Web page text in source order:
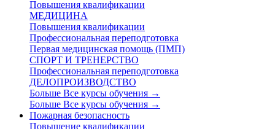
Повышения квалификации
МЕДИЦИНА
Повышения квалификации
Профессиональная переподготовка
Первая медицинская помощь (ПМП)
СПОРТ И ТРЕНЕРСТВО
Профессиональная переподготовка
ДЕЛОПРОИЗВОДСТВО
Больше Все курсы обучения →
Больше Все курсы обучения →
Пожарная безопасность
Повышение квалификации